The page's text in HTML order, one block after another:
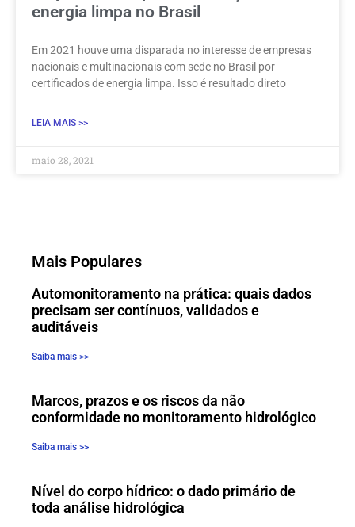
energia limpa no Brasil
Em 2021 houve uma disparada no interesse de empresas
nacionais e multinacionais com sede no Brasil por
certificados de energia limpa. Isso é resultado direto
LEIA MAIS >>
maio 28, 2021
Mais Populares
Automonitoramento na prática: quais dados
precisam ser contínuos, validados e
auditáveis
Saiba mais >>
Marcos, prazos e os riscos da não
conformidade no monitoramento hidrológico
Saiba mais >>
Nível do corpo hídrico: o dado primário de
toda análise hidrológica